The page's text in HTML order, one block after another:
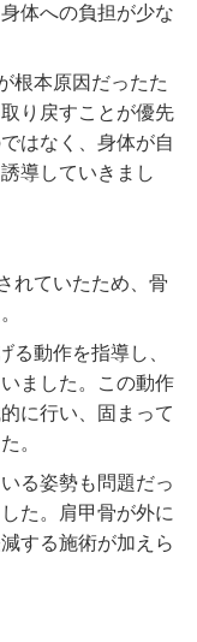
体への負担が少な
根本原因だったた
り戻すことが優先
はなく、身体が自
導していきまし
れていたため、骨
る動作を指導し、
ました。この動作
に行い、固まって
。
る姿勢も問題だっ
た。肩甲骨が外に
する施術が加えら